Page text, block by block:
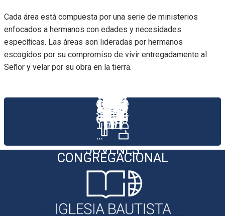
Cada área está compuesta por una serie de ministerios
enfocados a hermanos con edades y necesidades
especíﬁcas. Las áreas son lideradas por hermanos
escogidos por su compromiso de vivir entregadamente al
Señor y velar por su obra en la tierra.
PASTORALES
FAMILIAS
EDUCATIVA
JÓVENES
CONGREGACIONAL